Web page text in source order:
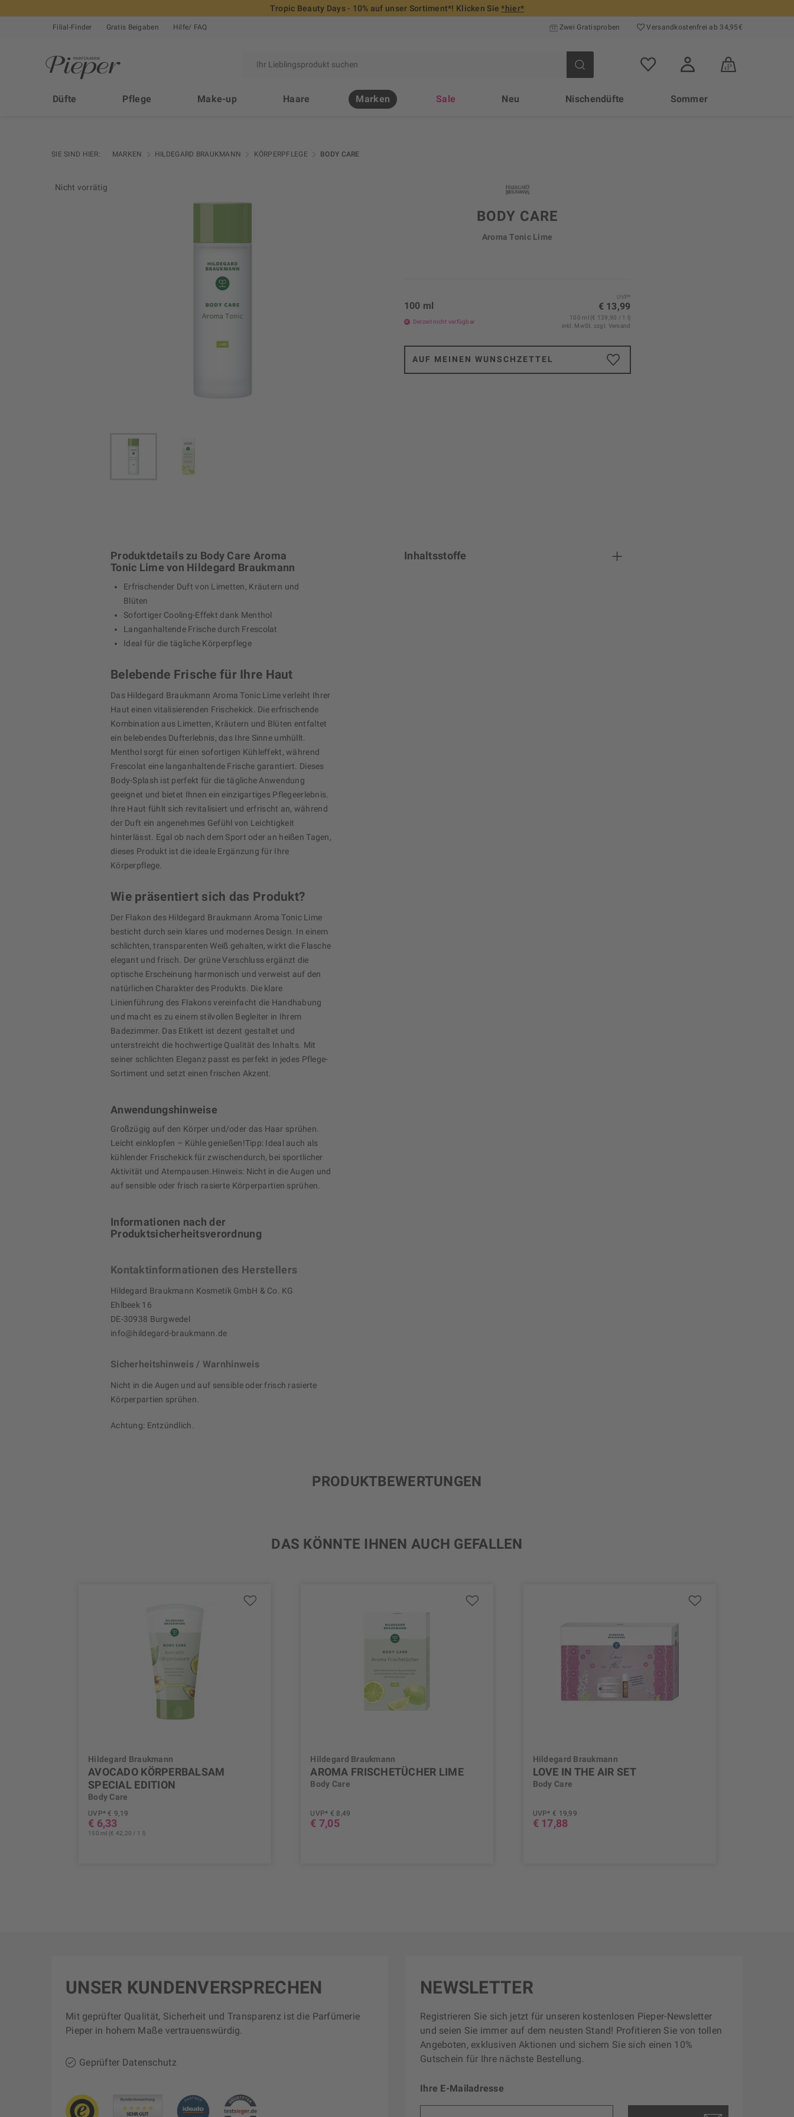
Tropic Beauty Days - 10% auf unser Sortiment*! Klicken Sie*hier*
Filial-Finder Gratis Beigaben Hilfe/ FAQ Zwei Gratisproben Versand­kosten­frei ab 34,95€
Düfte Pflege Make-up Haare Marken Sale Neu Nischendüfte Sommer
SIE SIND HIER: MARKEN HILDEGARD BRAUKMANN KÖRPERPFLEGE BODY CARE
Nicht vorrätig
BODY CARE
Aroma Tonic Lime
UVP*
€ 13,99
100 ml
Derzeit nicht verfügbar
100 ml (€ 139,90 / 1 l)
inkl. MwSt. zzgl. Versand
AUF MEINEN WUNSCHZETTEL
Produktdetails zu Body Care Aroma
Tonic Lime von Hildegard Braukmann
Erfrischender Duft von Limetten, Kräutern und
Blüten
Sofortiger Cooling-Effekt dank Menthol
Langanhaltende Frische durch Frescolat
Ideal für die tägliche Körperpflege
Belebende Frische für Ihre Haut
Das Hildegard Braukmann Aroma Tonic Lime verleiht Ihrer
Haut einen vitalisierenden Frischekick. Die erfrischende
Kombination aus Limetten, Kräutern und Blüten entfaltet
ein belebendes Dufterlebnis, das Ihre Sinne umhüllt.
Menthol sorgt für einen sofortigen Kühleffekt, während
Frescolat eine langanhaltende Frische garantiert. Dieses
Body-Splash ist perfekt für die tägliche Anwendung
geeignet und bietet Ihnen ein einzigartiges Pflegeerlebnis.
Ihre Haut fühlt sich revitalisiert und erfrischt an, während
der Duft ein angenehmes Gefühl von Leichtigkeit
hinterlässt. Egal ob nach dem Sport oder an heißen Tagen,
dieses Produkt ist die ideale Ergänzung für Ihre
Körperpflege.
Wie präsentiert sich das Produkt?
Der Flakon des Hildegard Braukmann Aroma Tonic Lime
besticht durch sein klares und modernes Design. In einem
schlichten, transparenten Weiß gehalten, wirkt die Flasche
elegant und frisch. Der grüne Verschluss ergänzt die
optische Erscheinung harmonisch und verweist auf den
natürlichen Charakter des Produkts. Die klare
Linienführung des Flakons vereinfacht die Handhabung
und macht es zu einem stilvollen Begleiter in Ihrem
Badezimmer. Das Etikett ist dezent gestaltet und
unterstreicht die hochwertige Qualität des Inhalts. Mit
seiner schlichten Eleganz passt es perfekt in jedes Pflege-
Sortiment und setzt einen frischen Akzent.
Anwendungshinweise
Großzügig auf den Körper und/oder das Haar sprühen.
Leicht einklopfen – Kühle genießen!Tipp: Ideal auch als
kühlender Frischekick für zwischendurch, bei sportlicher
Aktivität und Atempausen.Hinweis: Nicht in die Augen und
auf sensible oder frisch rasierte Körperpartien sprühen.
Informationen nach der
Produktsicherheitsverordnung
Kontaktinformationen des Herstellers
Hildegard Braukmann Kosmetik GmbH & Co. KG
Ehlbeek 16
DE-30938 Burgwedel
info@hildegard-braukmann.de
Sicherheitshinweis / Warnhinweis
Nicht in die Augen und auf sensible oder frisch rasierte
Körperpartien sprühen.
Achtung: Entzündlich.
Inhaltsstoffe
PRODUKTBEWERTUNGEN
DAS KÖNNTE IHNEN AUCH GEFALLEN
Hildegard Braukmann
AVOCADO KÖRPERBALSAM
SPECIAL EDITION
Body Care
UVP* € 9,19
€ 6,33
150 ml (€ 42,20 / 1 l)
Hildegard Braukmann
AROMA FRISCHETÜCHER LIME
Body Care
UVP* € 8,49
€ 7,05
Hildegard Braukmann
LOVE IN THE AIR SET
Body Care
UVP* € 19,99
€ 17,88
NEWSLETTER
Registrieren Sie sich jetzt für unseren kostenlosen Pieper-Newsletter
und seien Sie immer auf dem neusten Stand! Profitieren Sie von tollen
Angeboten, exklusiven Aktionen und sichern Sie sich einen 10%
Gutschein für Ihre nächste Bestellung.
Ihre E-Mailadresse
UNSER KUNDENVERSPRECHEN
Mit geprüfter Qualität, Sicherheit und Transparenz ist die Parfümerie
Pieper in hohem Maße vertrauenswürdig.
Geprüfter Datenschutz